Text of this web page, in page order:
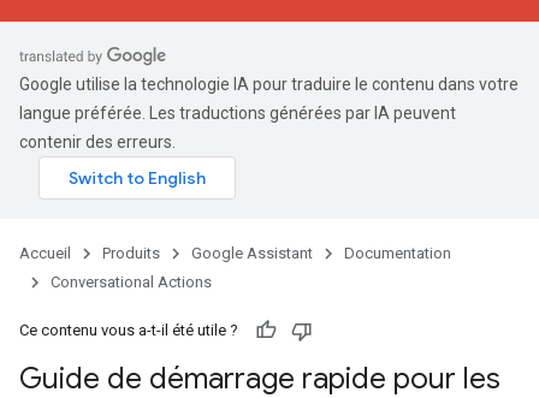
Google utilise la technologie IA pour traduire le contenu dans votre
langue préférée. Les traductions générées par IA peuvent
contenir des erreurs.
Accueil Produits Google Assistant
Documentation
Conversational Actions
Ce contenu vous a-t-il été utile ?
Guide de démarrage rapide pour les